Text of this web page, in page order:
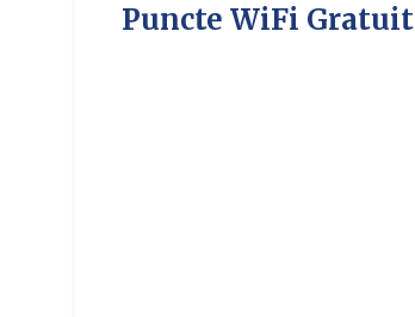
Puncte WiFi Gratuit